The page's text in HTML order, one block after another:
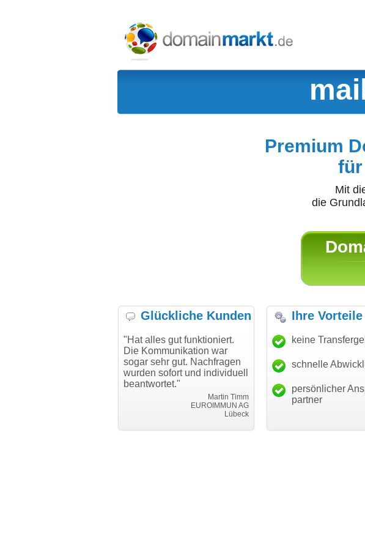
Premium
Mit
die
Glückliche Kunden
"Hat alles gut funktioniert.
Die Kommunikation war
sogar sehr gut. Nachfragen
wurden sofort und individuell
beantwortet."
Martin Timm
EUROIMMUN AG
Lübeck
"Danke für den
Transfer und guten
Thomas
i can eckert communication
Ihre Vorteile
keine
schnelle
persönlicher
partner